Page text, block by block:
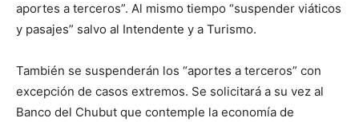
aportes a terceros”. Al mismo tiempo “suspender viáticos
y pasajes” salvo al Intendente y a Turismo.
También se suspenderán los “aportes a terceros” con
excepción de casos extremos. Se solicitará a su vez al
Banco del Chubut que contemple la economía de